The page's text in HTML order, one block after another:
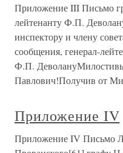
Приложение III Письмо
лейтенанту Ф.П.
инспектору и члену
сообщения, генерал-
Ф.П.
Павлович!Получив от
Приложение IV
Приложение IV Письмо